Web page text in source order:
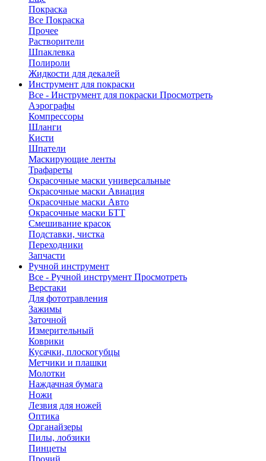
Покраска
Все Покраска
Прочее
Растворители
Шпаклевка
Полироли
Жидкости для декалей
Инструмент для покраски
Все - Инструмент для покраски Просмотреть
Аэрографы
Компрессоры
Шланги
Кисти
Шпатели
Маскирующие ленты
Трафареты
Окрасочные маски универсальные
Окрасочные маски Авиация
Окрасочные маски Авто
Окрасочные маски БТТ
Смешивание красок
Подставки, чистка
Переходники
Запчасти
Ручной инструмент
Все - Ручной инструмент Просмотреть
Верстаки
Для фототравления
Зажимы
Заточной
Измерительный
Коврики
Кусачки, плоскогубцы
Метчики и плашки
Молотки
Наждачная бумага
Ножи
Лезвия для ножей
Оптика
Органайзеры
Пилы, лобзики
Пинцеты
Прочий